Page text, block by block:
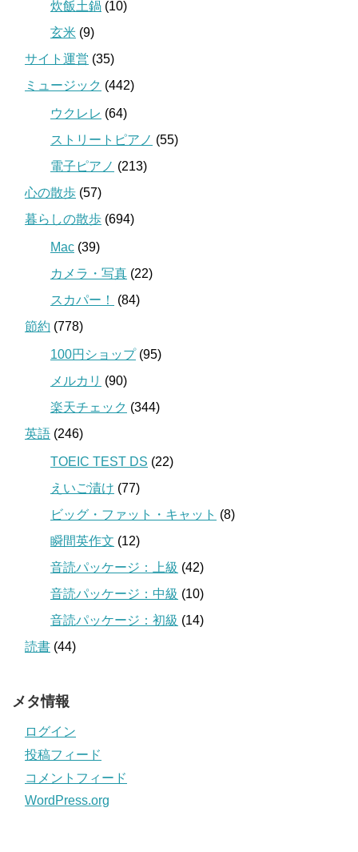
炊飯土鍋 (10)
玄米 (9)
サイト運営 (35)
ミュージック (442)
ウクレレ (64)
ストリートピアノ (55)
電子ピアノ (213)
心の散歩 (57)
暮らしの散歩 (694)
Mac (39)
カメラ・写真 (22)
スカパー！
(84)
節約 (778)
100円ショップ(95)
メルカリ (90)
楽天チェック (344)
英語 (246)
TOEIC TEST DS (22)
えいご漬け (77)
ビッグ・ファット・キャット (8)
瞬間英作文 (12)
音読パッケージ：上級 (42)
音読パッケージ：中級 (10)
音読パッケージ：初級 (14)
読書 (44)
メタ情報
ログイン
投稿フィード
コメントフィード
WordPress.org